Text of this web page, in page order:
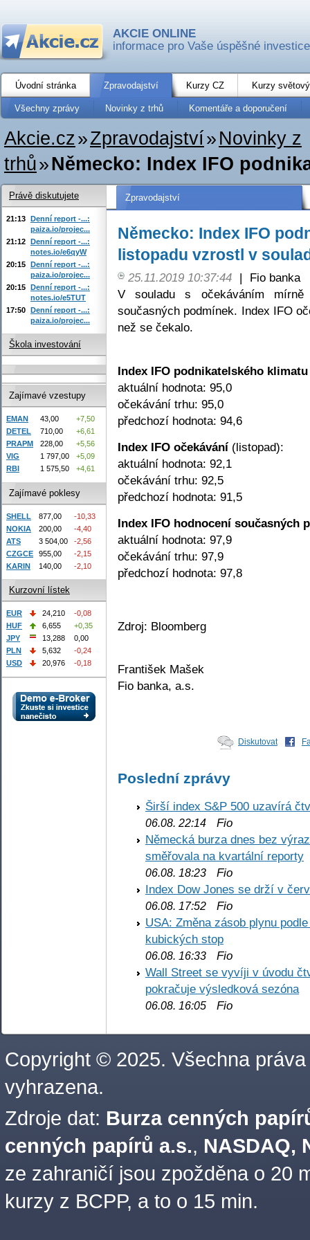
AKCIE ONLINE
informace pro Vaše úspěšné investice
Úvodní stránka Zpravodajství Kurzy CZ Kurzy
Všechny zprávy Novinky z trhů Komentáře a doporučení
Akcie.cz»Zpravodajství» Novinky z
trhů»Německo: Index IFO
Zpravodajství
Německo: Index IFO
listopadu vzrostl v
25.11.2019 10:37:44 |
Fio banka
V souladu s očekáváním
současných podmínek. Index IFO
než se čekalo.
Index IFO podnikatelského klimatu
aktuální hodnota: 95,0
očekávání trhu: 95,0
předchozí hodnota: 94,6
Index IFO očekávání (listopad):
aktuální hodnota: 92,1
očekávání trhu: 92,5
předchozí hodnota: 91,5
Index IFO hodnocení současných
aktuální hodnota: 97,9
očekávání trhu: 97,9
předchozí hodnota: 97,8
Zdroj: Bloomberg
František Mašek
Fio banka, a.s.
Diskutovat
Poslední zprávy
Širší index S&P 500 uzavírá
06.08. 22:14 Fio
Německá burza dnes bez
směřovala na kvartální reporty
06.08. 18:23 Fio
Index Dow Jones se drží v
06.08. 17:52 Fio
USA: Změna zásob plynu
kubických stop
06.08. 16:33 Fio
Wall Street se vyvíji v úvodu
pokračuje výsledková sezóna
06.08. 16:05 Fio
Právě diskutujete
21:13 Denní report -...:
paiza.io/projec...
21:12 Denní report -...:
notes.io/e6qyW
20:15 Denní report -...:
paiza.io/projec...
20:15 Denní report -...:
notes.io/e5TUT
17:50 Denní report -...:
paiza.io/projec...
Škola investování
Zajímavé vzestupy
EMAN 43,00
+7,50
DETEL
710,00
+6,61
PRAPM
228,00
+5,56
VIG
1 797,00
+5,09
RBI
1 575,50 +4,61
Zajímavé poklesy
SHELL 877,00
-10,33
NOKIA
200,00
-4,40
ATS
3 504,00
-2,56
CZGCE
955,00
-2,15
KARIN
140,00 -2,10
Kurzovní lístek
EUR 24,210
-0,08
HUF
6,655
+0,35
JPY
13,288
0,00
PLN
5,632
-0,24
USD
20,976 -0,18
Copyright © 2025. Všechna práva
vyhrazena.
Zdroje dat: Burza cenných
cenných papírů a.s., NASDAQ,
ze zahraničí jsou zpožděna o 20
kurzy z BCPP, a to o 15 min.